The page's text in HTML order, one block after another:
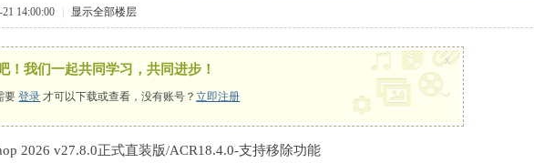
14:00:00 显示全部楼层
！我们一起共同学习，共同进步！
要登录 才可以下载或查看，没有账号？立即注册
x
2026 v27.8.0正式直装版/ACR18.4.0-支持移除功能